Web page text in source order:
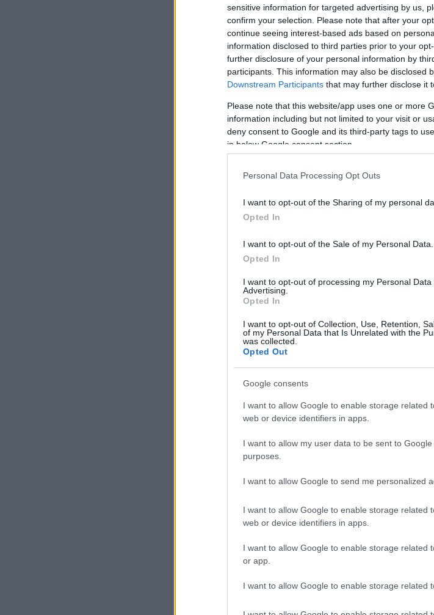
sensitive information for targeted advertising by us,
confirm your selection. Please note that after your
continue seeing interest-based ads based on
information disclosed to third parties prior to your
further disclosure of your personal information by
participants. This information may also be disclosed
Downstream Participants that may further disclose it
Please note that this website/app uses one or more
information including but not limited to your visit or
deny consent to Google and its third-party tags to
in below Google consent section.
Personal Data Processing Opt Outs
I want to opt-out of the Sharing of my personal
Opted In
I want to opt-out of the Sale of my Personal Data.
Opted In
I want to opt-out of processing my Personal Data
Advertising.
Opted In
I want to opt-out of Collection, Use, Retention,
of my Personal Data that Is Unrelated with the
was collected.
Opted Out
Google consents
I want to allow Google to enable storage related
web or device identifiers in apps.
I want to allow my user data to be sent to
purposes.
I want to allow Google to send me personalized
I want to allow Google to enable storage related
web or device identifiers in apps.
I want to allow Google to enable storage related
or app.
I want to allow Google to enable storage related